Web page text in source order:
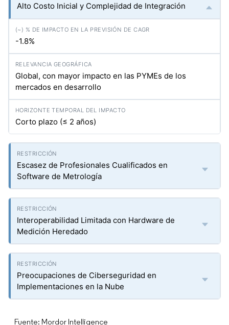
Alto Costo Inicial y Complejidad de Integración
-1.8%
Global, con mayor impacto en las PYMEs de los
mercados en desarrollo
Corto plazo (≤ 2 años)
Escasez de Profesionales Cualificados en
Software de Metrología
Interoperabilidad Limitada con Hardware de
Medición Heredado
Preocupaciones de Ciberseguridad en
Implementaciones en la Nube
Fuente: Mordor Intelligence